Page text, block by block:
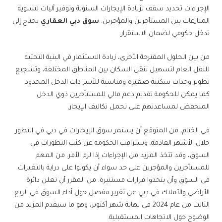
الإجراءات تحديد سقف لزيادة الإيجارات السنوية وتوفير آليات لتسوية
المنازعات بين المستأجرين والمؤجرين. سوق دبي العقاري يحتاج إلى
تدخل حكومي لضمان الاستقرار.
من بين الحلول المقترحة الأخرى، زيادة الاستثمار في البنية التحتية
للنقل العام لتسهيل تنقل السكان بين المناطق المختلفة، وتشجيع
تطوير وحدات سكنية صغيرة ومناسبة للأسر ذات الدخل المحدود.
كما يمكن للحكومة تقديم دعم مالي للمستأجرين ذوي الدخل
المنخفض لمساعدتهم على تحمل تكاليف الإيجار.
في الختام، من المتوقع أن يستمر سوق الإيجارات في دبي في التطور
خلال الأشهر القادمة. وستراقب الحكومة عن كثب التطورات في
السوق، وقد تتخذ المزيد من الإجراءات إذا لزم الأمر. من المهم
للمستأجرين والمؤجرين على حد سواء أن يكونوا على دراية بالتغيرات
في السوق وأن يتخذوا قرارات مستنيرة. من المقرر أن تعلن دائرة
الأراضي والأملاك في دبي عن تقرير مفصل حول أداء السوق في الربع
الثالث من عام 2024 في نهاية شهر أكتوبر، وهو ما سيقدم المزيد من
الوضوح حول الاتجاهات المستقبلية.